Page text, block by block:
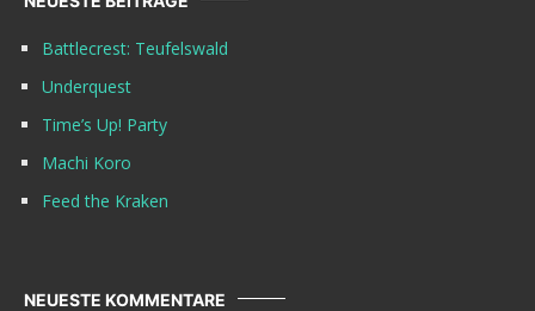
Battlecrest: Teufelswald
Underquest
Time’s Up! Party
Machi Koro
Feed the Kraken
NEUESTE KOMMENTARE